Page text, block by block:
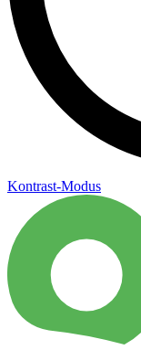
Kontrast-Modus